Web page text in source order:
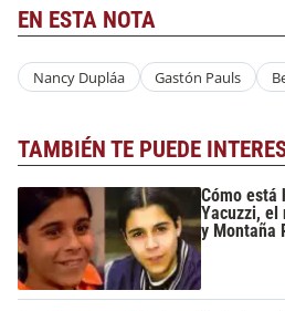
EN ESTA NOTA
Nancy Dupláa Gastón Pauls
TAMBIÉN TE PUEDE
Cómo está
Yacuzzi,
y Montaña